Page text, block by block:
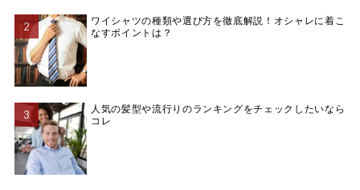
ワイシャツの種類や選び方を徹底解説！オシャレに着こ
なすポイントは？
人気の髪型や流行りのランキングをチェックしたいなら
コレ